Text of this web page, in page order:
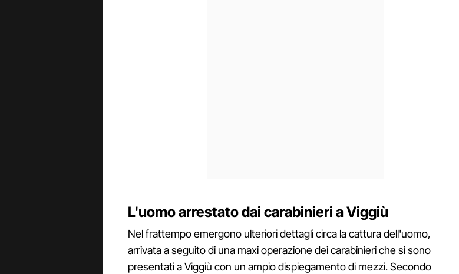
L'uomo arrestato dai carabinieri a Viggiù
Nel frattempo emergono ulteriori dettagli circa la cattura dell'uomo,
arrivata a seguito di una maxi operazione dei carabinieri che si sono
presentati a Viggiù con un ampio dispiegamento di mezzi. Secondo